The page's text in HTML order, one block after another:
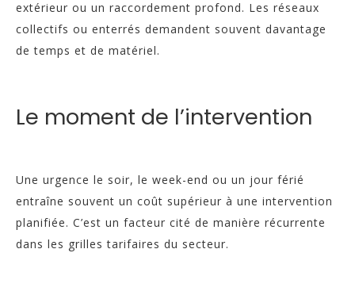
extérieur ou un raccordement profond. Les réseaux
collectifs ou enterrés demandent souvent davantage
de temps et de matériel.
Le moment de l’intervention
Une urgence le soir, le week-end ou un jour férié
entraîne souvent un coût supérieur à une intervention
planifiée. C’est un facteur cité de manière récurrente
dans les grilles tarifaires du secteur.